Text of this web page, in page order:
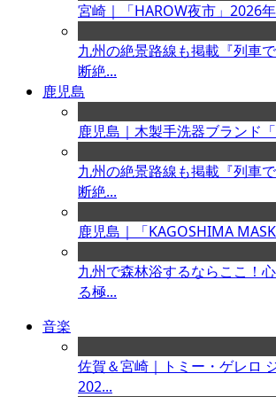
宮崎｜「HAROW夜市」2026
九州の絶景路線も掲載『列車
断絶...
鹿児島
鹿児島｜木製手洗器ブランド
九州の絶景路線も掲載『列車
断絶...
鹿児島｜「KAGOSHIMA
九州で森林浴するならここ！
る極...
音楽
佐賀＆宮崎｜トミー・ゲレロ
202...